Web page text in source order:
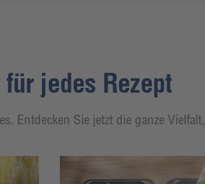
jedes Rezept
Entdecken Sie jetzt die ganze